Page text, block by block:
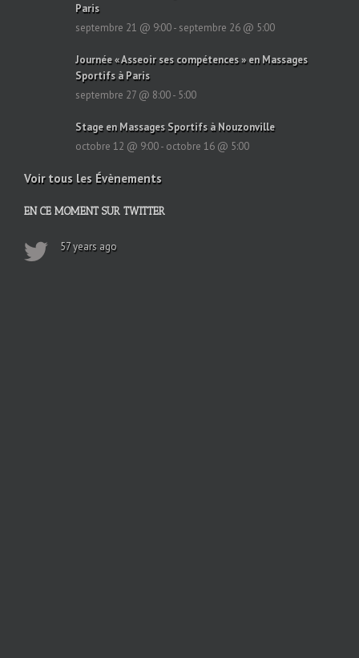
Paris
septembre 21 @ 9:00- septembre 26 @ 5:00
Journée « Asseoir ses compétences » en Massages
Sportifs à Paris
septembre 27 @ 8:00- 5:00
Stage en Massages Sportifs à Nouzonville
octobre 12 @ 9:00- octobre 16 @ 5:00
Voir tous les Évènements
EN CE MOMENT SUR TWITTER
57 years ago